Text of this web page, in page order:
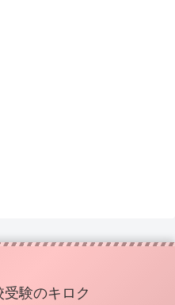
験のキロク